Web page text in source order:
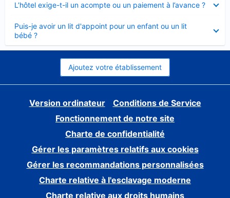
L’hôtel exige-t-il un acompte ou un paiement à l’avance ?
fermé
Puis-je avoir un lit d'appoint pour un enfant ou un lit
bébé ?
fermé
Ajoutez votre établissement
Version ordinateur
Conditions de Service
Fonctionnement de notre site
Charte de confidentialité
Gérer les paramètres relatifs aux cookies
Gérer les recommandations personnalisées
Charte relative à l'esclavage moderne
Charte relative aux droits humains